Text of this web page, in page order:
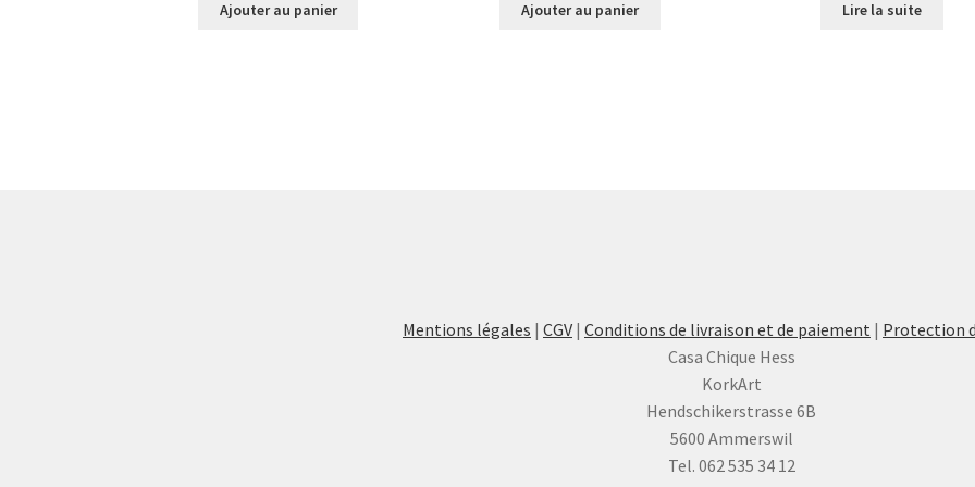
Ajouter au panier Ajouter au panier Lire la suite
Mentions légales | CGV | Conditions de livraison et de paiement | Protection
Casa Chique Hess
KorkArt
Hendschikerstrasse 6B
5600 Ammerswil
Tel. 062 535 34 12